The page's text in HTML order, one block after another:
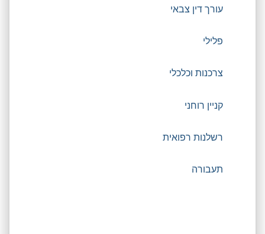
עורך דין צבאי
פלילי
צרכנות וכלכלי
קניין רוחני
רשלנות רפואית
תעבורה